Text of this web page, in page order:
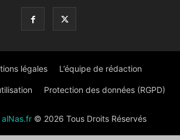
légales L’équipe de rédaction
Protection des données (RGPD)
alNas.fr© 2026 Tous Droits Réservés